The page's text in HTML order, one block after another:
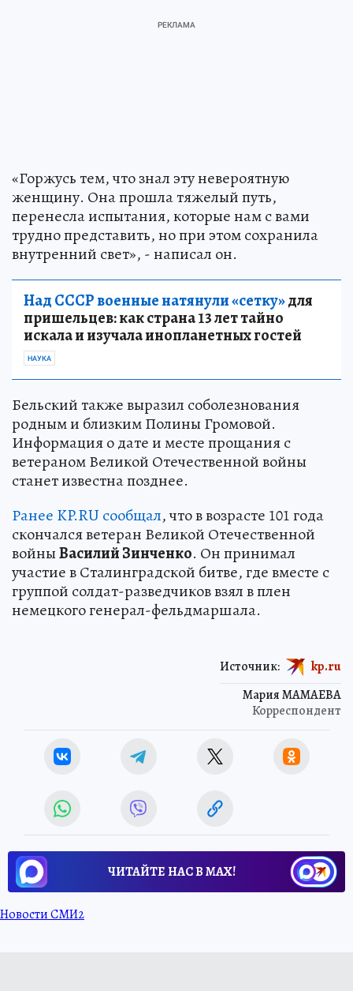
«Горжусь тем, что знал эту невероятную
женщину. Она прошла тяжелый путь,
перенесла испытания, которые нам с вами
трудно представить, но при этом сохранила
внутренний свет», - написал он.
Над СССР военные натянули «сетку»для
пришельцев: как страна 13 лет тайно
искала и изучала инопланетных гостей
НАУКА
Бельский также выразил соболезнования
родным и близким Полины Громовой.
Информация о дате и месте прощания с
ветераном Великой Отечественной войны
станет известна позднее.
Ранее KP.RU сообщал, что в возрасте 101 года
скончался ветеран Великой Отечественной
войныВасилий Зинченко. Он принимал
участие в Сталинградской битве, где вместе с
группой солдат-разведчиков взял в плен
немецкого генерал-фельдмаршала.
Мария МАМАЕВА
Корреспондент
Источник: kp.ru
ЧИТАЙТЕ НАС В МАХ!
Новости СМИ2